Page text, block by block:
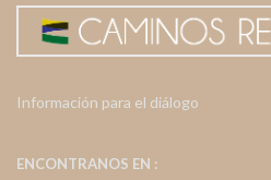
Información para el diálogo
ENCONTRANOS EN :